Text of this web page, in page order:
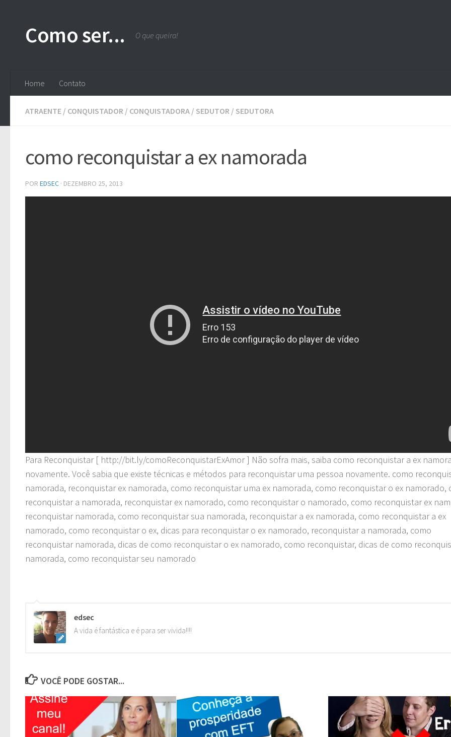
Como ser... O que queira!
Home Contato
ATRAENTE / CONQUISTADOR / CONQUISTADORA / SEDUTOR / SEDUTORA
como reconquistar a ex namorada
POR EDSEC · DEZEMBRO 25, 2013
Para Reconquistar [ http://bit.ly/comoReconquistarExAmor ] Não sofra mais, saiba como reconquistar a ex
novamente. Você sabia que existe técnicas e métodos para reconquistar uma pessoa novamente. como
namorada, reconquistar ex namorada, como reconquistar uma ex namorada, como reconquistar o ex namorado,
reconquistar a namorada, reconquistar ex namorado, como reconquistar o namorado, como reconquistar ex
reconquistar namorada, como reconquistar sua namorada, reconquistar a ex namorada, como reconquistar a ex
namorado, como reconquistar o ex, dicas para reconquistar o ex namorado, reconquistar a namorada, como
reconquistar namorada, dicas de como reconquistar o ex namorado, como reconquistar, dicas de como
namorada, como reconquistar seu namorado
edsec
A vida é fantástica e é para ser vivida!!!!
VOCÊ PODE GOSTAR...